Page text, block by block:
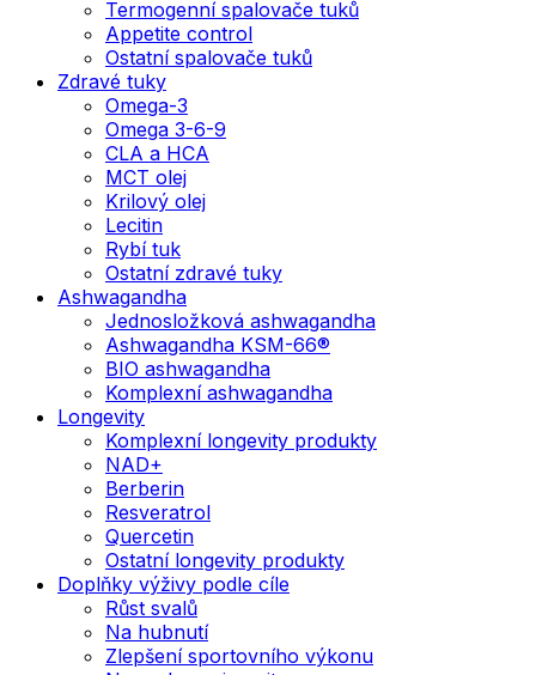
Termogenní spalovače tuků
Appetite control
Ostatní spalovače tuků
Zdravé tuky
Omega-3
Omega 3-6-9
CLA a HCA
MCT olej
Krilový olej
Lecitin
Rybí tuk
Ostatní zdravé tuky
Ashwagandha
Jednosložková ashwagandha
Ashwagandha KSM-66®
BIO ashwagandha
Komplexní ashwagandha
Longevity
Komplexní longevity produkty
NAD+
Berberin
Resveratrol
Quercetin
Ostatní longevity produkty
Doplňky výživy podle cíle
Růst svalů
Na hubnutí
Zlepšení sportovního výkonu